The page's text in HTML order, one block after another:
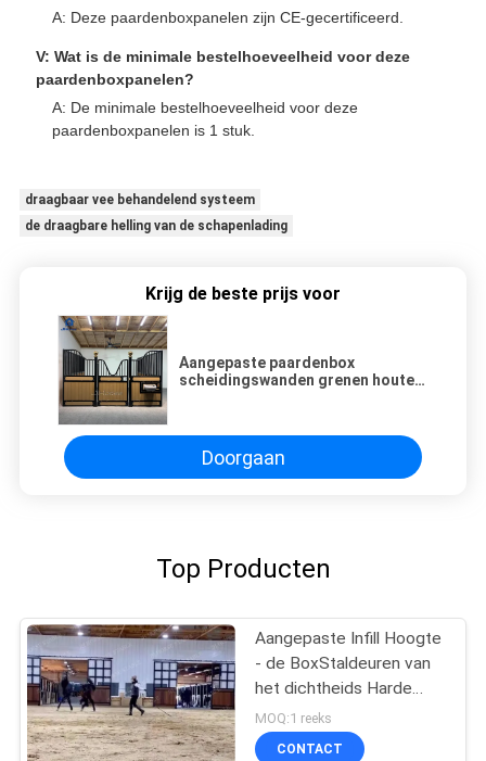
A: Deze paardenboxpanelen zijn CE-gecertificeerd.
V: Wat is de minimale bestelhoeveelheid voor deze
paardenboxpanelen?
A: De minimale bestelhoeveelheid voor deze
paardenboxpanelen is 1 stuk.
draagbaar vee behandelend systeem
de draagbare helling van de schapenlading
Krijg de beste prijs voor
Aangepaste paardenbox
scheidingswanden grenen houten
Doorgaan
Top Producten
Aangepaste Infill Hoogte
- de BoxStaldeuren van
het dichtheids Harde
Bamboe
MOQ:1 reeks
CONTACT